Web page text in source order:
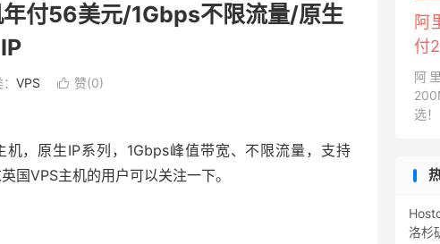
付56美元/1Gbps不限流量/原生
IP
VPS  赞(0)
，原生IP系列，1Gbps峰值带宽、不限流量，支持
VPS主机的用户可以关注一下。
阿
付
阿
选！
洛杉